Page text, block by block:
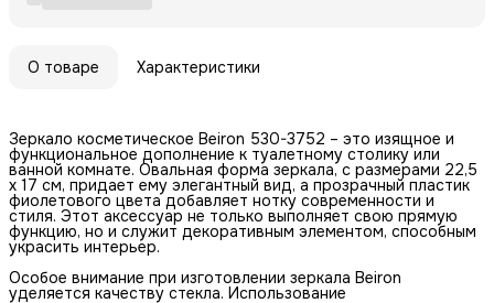
О товаре Характеристики
Зеркало косметическое Beiron 530-3752 – это изящное и
функциональное дополнение к туалетному столику или
ванной комнате. Овальная форма зеркала, с размерами 22,5
x 17 см, придает ему элегантный вид, а прозрачный пластик
фиолетового цвета добавляет нотку современности и
стиля. Этот аксессуар не только выполняет свою прямую
функцию, но и служит декоративным элементом, способным
украсить интерьер.
Особое внимание при изготовлении зеркала Beiron
уделяется качеству стекла. Использование